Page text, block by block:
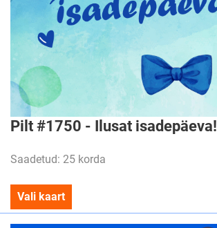
Pilt #1750 - Ilusat isadepäeva!
Saadetud: 25 korda
Vali kaart